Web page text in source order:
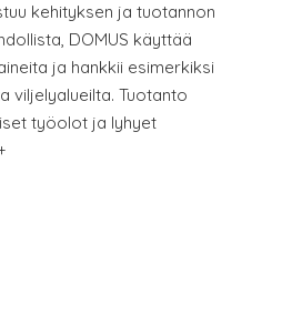
kehityksen ja tuotannon
DOMUS käyttää
ja hankkii esimerkiksi
viljelyalueilta. Tuotanto
työolot ja lyhyet